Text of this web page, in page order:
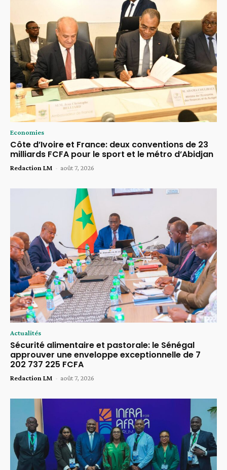
Economies
Côte d’Ivoire et France: deux conventions de 23
milliards FCFA pour le sport et le métro d’Abidjan
Redaction LM - août 7, 2026
Actualités
Sécurité alimentaire et pastorale: le Sénégal
approuver une enveloppe exceptionnelle de 7
202 737 225 FCFA
Redaction LM - août 7, 2026